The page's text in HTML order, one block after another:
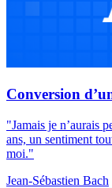
Conversion
"Jamais je n’aurais
ans, un sentiment
moi."
Jean-Sébastien Bach